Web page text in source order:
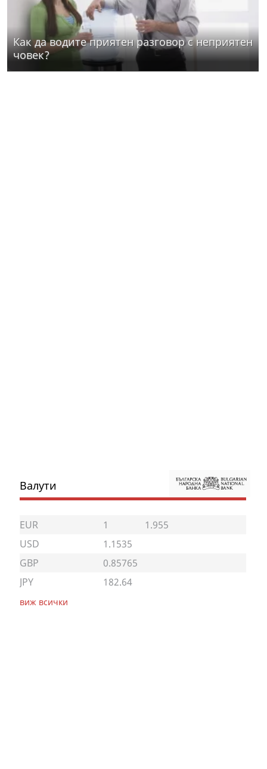
Как да водите приятен разговор с неприятен
човек?
Валути
EUR 1
1.955
USD
1.1535
GBP
0.85765
JPY
182.64
виж всички